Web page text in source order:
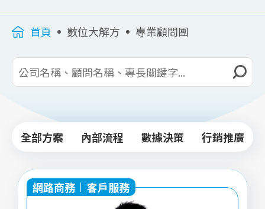
首頁 數位大解方 專業顧問團
全部方案 內部流程 數據決策 行銷推廣
網路商務 客戶服務